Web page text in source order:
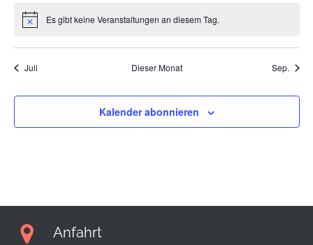
HinweisEs gibt keine Veranstaltungen an diesem Tag.
Juli Dieser Monat Sep.
Kalender abonnieren
Anfahrt